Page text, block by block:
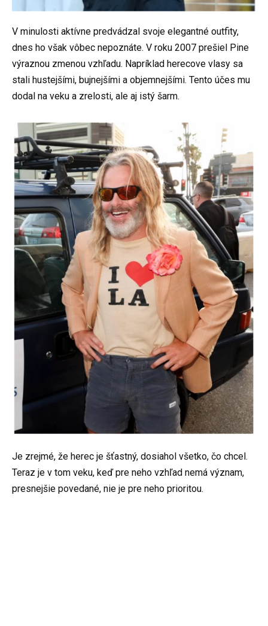
V minulosti aktívne predvádzal svoje elegantné outfity,
dnes ho však vôbec nepoznáte. V roku 2007 prešiel Pine
výraznou zmenou vzhľadu. Napríklad herecove vlasy sa
stali hustejšími, bujnejšími a objemnejšími. Tento účes mu
dodal na veku a zrelosti, ale aj istý šarm.
Je zrejmé, že herec je šťastný, dosiahol všetko, čo chcel.
Teraz je v tom veku, keď pre neho vzhľad nemá význam,
presnejšie povedané, nie je pre neho prioritou.